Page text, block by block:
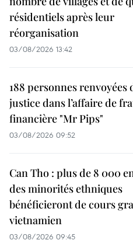
résidentiels après leur
réorganisation
03/08/2026 13:42
188 personnes renvoyées
justice dans l’affaire de
financière "Mr Pips"
03/08/2026 09:52
Can Tho : plus de 8 000
des minorités ethniques
bénéficieront de cours
vietnamien
03/08/2026 09:45